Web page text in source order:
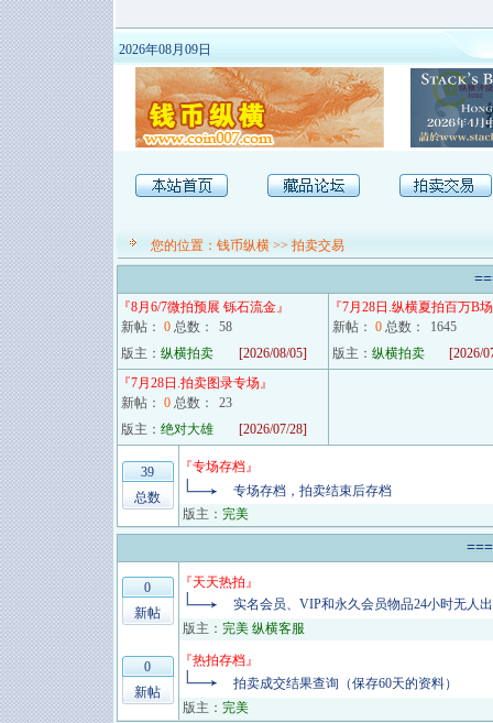
2026年08月09日
您的位置： 钱币纵横>> 拍卖交易
『8月6/7微拍预展 铄石流金』
新帖： 0 总数： 58
『7月28日.纵横夏拍百万B场
新帖： 0 总数：
1645
版主： 纵横拍卖 [2026/08/05] 版主： 纵横拍卖
[2026/
『7月28日.拍卖图录专场』
新帖： 0 总数：
23
版主： 绝对大雄 [2026/07/28]
39
总数
『专场存档』
专场存档，拍卖结束后存档
版主： 完美
0
新帖
『天天热拍』
实名会员、VIP和永久会员物品24小时无人
版主： 完美 纵横客服
0
新帖
『热拍存档』
拍卖成交结果查询（保存60天的资料）
版主： 完美